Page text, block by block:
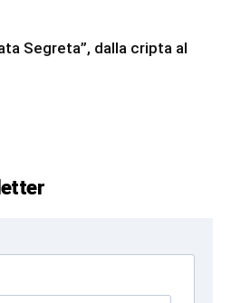
Segreta”, dalla cripta al